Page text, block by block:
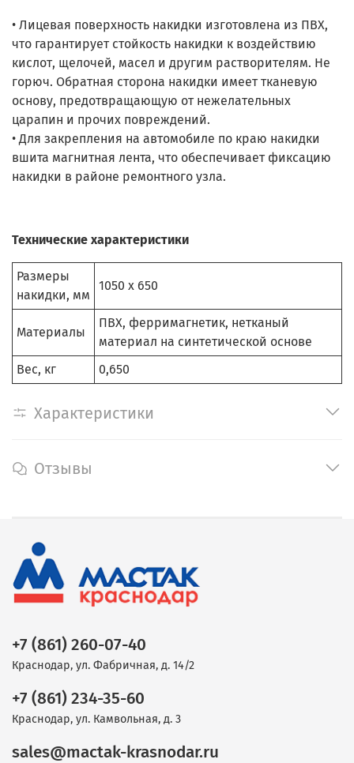
• Лицевая поверхность накидки изготовлена из ПВХ,
что гарантирует стойкость накидки к воздействию
кислот, щелочей, масел и другим растворителям. Не
горюч. Обратная сторона накидки имеет тканевую
основу, предотвращающую от нежелательных
царапин и прочих повреждений.
• Для закрепления на автомобиле по краю накидки
вшита магнитная лента, что обеспечивает фиксацию
накидки в районе ремонтного узла.
Технические характеристики
Размеры
накидки, мм
1050 х 650
Материалы
ПВХ, ферримагнетик, нетканый
материал на синтетической основе
Вес, кг
0,650
Характеристики
Отзывы
+7 (861) 260-07-40
Краснодар, ул. Фабричная, д. 14/2
+7 (861) 234-35-60
Краснодар, ул. Камвольная, д. 3
sales@mactak-krasnodar.ru